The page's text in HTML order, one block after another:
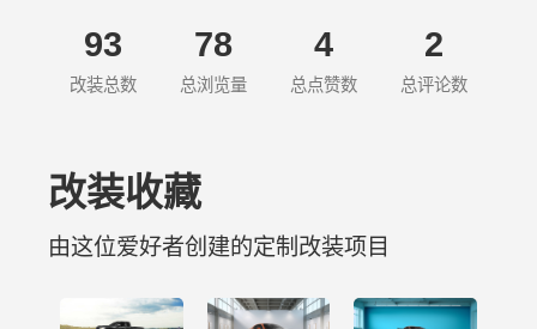
93
改装总数
78
总浏览量
4
总点赞数
2
总评论数
改装收藏
由这位爱好者创建的定制改装项目